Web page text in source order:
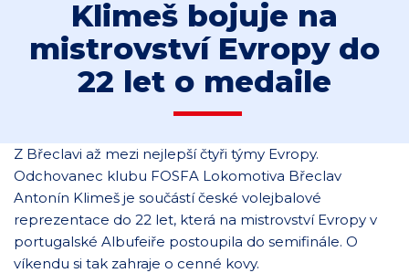
Klimeš bojuje na
mistrovství Evropy do
22 let o medaile
Z Břeclavi až mezi nejlepší čtyři týmy Evropy.
Odchovanec klubu FOSFA Lokomotiva Břeclav
Antonín Klimeš je součástí české volejbalové
reprezentace do 22 let, která na mistrovství Evropy v
portugalské Albufeiře postoupila do semifinále. O
víkendu si tak zahraje o cenné kovy.